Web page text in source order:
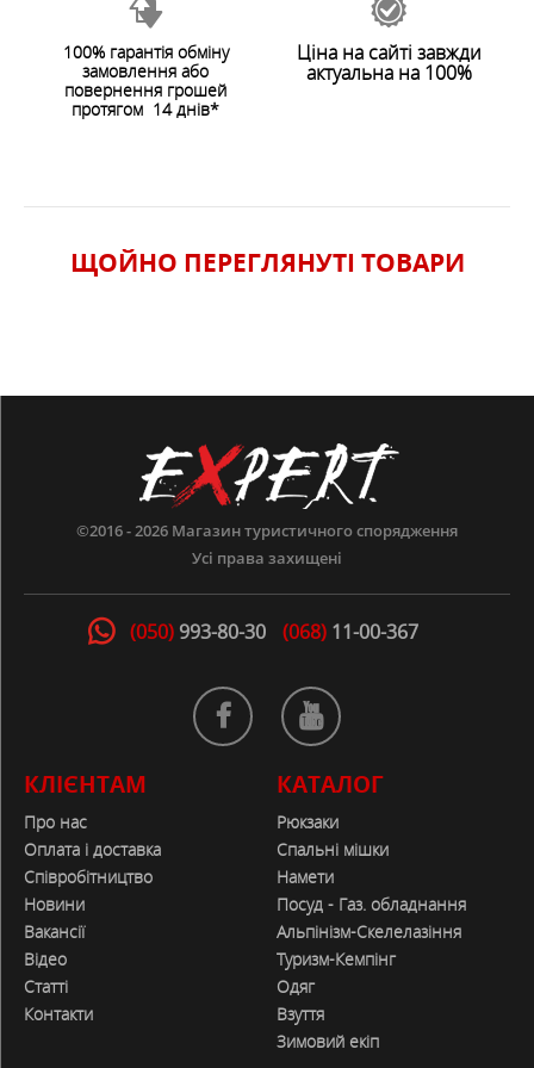
ОСОБЛИВОСТІ
ХАРАКТЕРИСТИКИ
100% гарантія обміну
замовлення або
повернення грошей
протягом 14 днів*
Ціна на сайті завжди
актуальна на 100%
ЩОЙНО ПЕРЕГЛЯНУТI ТОВАРИ
©2016 - 2026 Магазин туристичного спорядження
Усі права захищені
(050) 993-80-30 (068) 11-00-367
КЛІЄНТАМ
Про нас
Оплата і доставка
Співробітництво
Новини
Вакансії
Відео
Статті
Контакти
КАТАЛОГ
Рюкзаки
Спальні мішки
Намети
Посуд - Газ. обладнання
Альпінізм-Скелелазіння
Туризм-Кемпінг
Одяг
Взуття
Зимовий екіп